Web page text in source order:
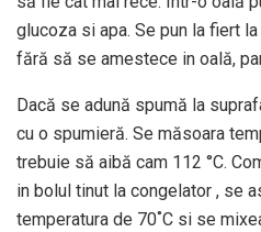
glucoza si apa. Se pun la fiert
fără să se amestece in oală,
Dacă se adună spumă la
cu o spumieră. Se măsoara
trebuie să aibă cam 112 °C.
in bolul tinut la congelator , se
temperatura de 70˚C si se